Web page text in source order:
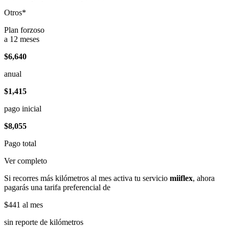
Otros*
Plan forzoso
a 12 meses
$6,640
anual
$1,415
pago inicial
$8,055
Pago total
Ver completo
Si recorres más kilómetros al mes activa tu servicio miiflex, ahora
pagarás una tarifa preferencial de
$441 al mes
sin reporte de kilómetros